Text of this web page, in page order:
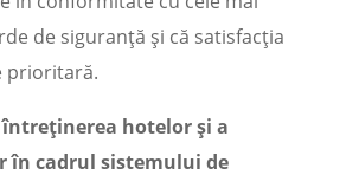
de siguranță și că satisfacția
prioritară.
hotelor și a
cadrul sistemului de